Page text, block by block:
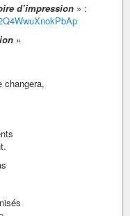
d’impression » :
»
changera,